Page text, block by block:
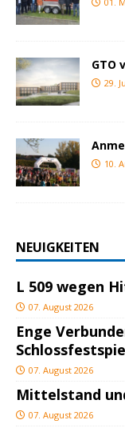
GTO
29.
10.
NEUIGKEITEN
L 509 wegen
07. August 2026
Enge
07. August 2026
Mittelstand
07. August 2026